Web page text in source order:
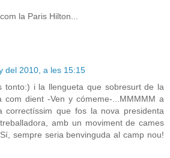
la Paris Hilton...
del 2010, a les 15:15
tonto:) i la llengueta que sobresurt de la
com dient -Ven y cómeme-...MMMMM a
correctíssim que fos la nova presidenta
amb un moviment de cames
sempre seria benvinguda al camp nou!